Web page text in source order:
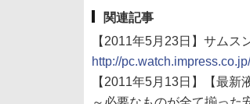
関連記事
【2011年5月23日】サム
http://
【2011年5月13日】【最新